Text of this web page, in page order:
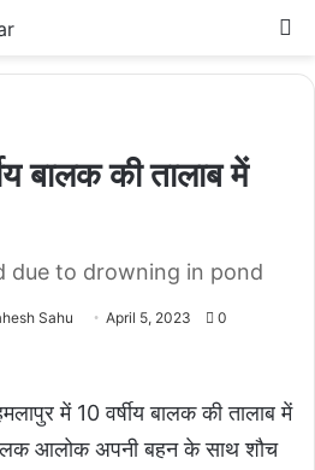
बालक की तालाब में
due to drowning in pond
Sahu April 5, 2023 0
में 10 वर्षीय बालक की तालाब में
आलोक अपनी बहन के साथ शौच